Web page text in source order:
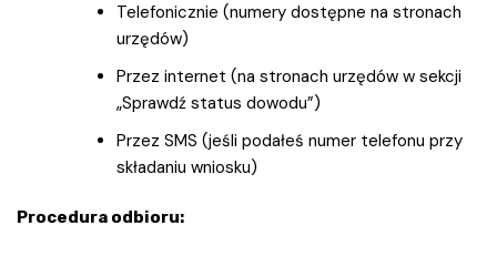
Telefonicznie (numery dostępne na stronach
urzędów)
Przez internet (na stronach urzędów w sekcji
„Sprawdź status dowodu”)
Przez SMS (jeśli podałeś numer telefonu przy
składaniu wniosku)
Procedura odbioru: